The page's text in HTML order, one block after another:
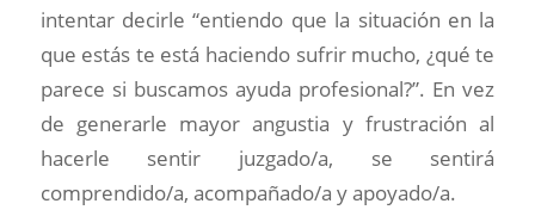
intentar decirle “entiendo que la situación en la
que estás te está haciendo sufrir mucho, ¿qué te
parece si buscamos ayuda profesional?”. En vez
de generarle mayor angustia y frustración al
hacerle sentir juzgado/a, se sentirá
comprendido/a, acompañado/a y apoyado/a.